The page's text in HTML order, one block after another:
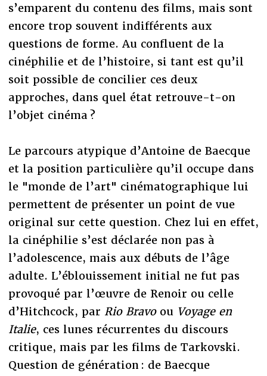
s’emparent du contenu des films, mais sont
encore trop souvent indifférents aux
questions de forme. Au confluent de la
cinéphilie et de l’histoire, si tant est qu’il
soit possible de concilier ces deux
approches, dans quel état retrouve-t-on
l’objet cinéma ?
Le parcours atypique d’Antoine de Baecque
et la position particulière qu’il occupe dans
le "monde de l’art" cinématographique lui
permettent de présenter un point de vue
original sur cette question. Chez lui en effet,
la cinéphilie s’est déclarée non pas à
l’adolescence, mais aux débuts de l’âge
adulte. L’éblouissement initial ne fut pas
provoqué par l’œuvre de Renoir ou celle
d’Hitchcock, par Rio Bravo ou Voyage en
Italie, ces lunes récurrentes du discours
critique, mais par les films de Tarkovski.
Question de génération : de Baecque